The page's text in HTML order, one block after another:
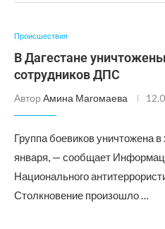
Происшествия
В Дагестане
сотрудников ДПС
Автор Амина Магомаева
Группа боевиков уничтожена
января, — сообщает
Национального
Столкновение произошло …